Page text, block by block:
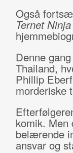
Også
Ternet
Denne
Thailand,
Phillip
morderiske
komik.
belærende
ansvar og